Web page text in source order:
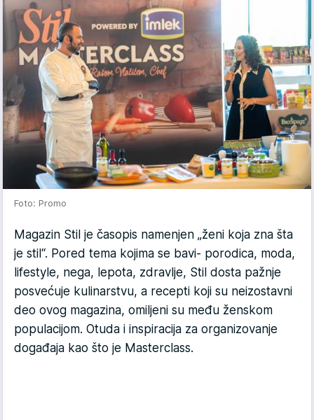
Foto: Promo
Magazin Stil je časopis namenjen „ženi koja zna šta
je stil“. Pored tema kojima se bavi- porodica, moda,
lifestyle, nega, lepota, zdravlje, Stil dosta pažnje
posvećuje kulinarstvu, a recepti koji su neizostavni
deo ovog magazina, omiljeni su među ženskom
populacijom. Otuda i inspiracija za organizovanje
događaja kao što je Masterclass.